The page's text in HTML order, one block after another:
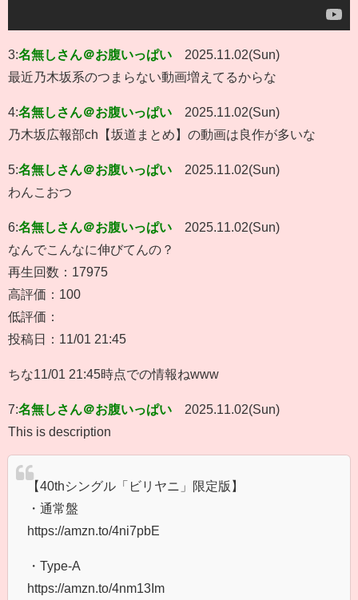
3:名無しさん＠お腹いっぱい
2025.11.02(Sun)
最近乃木坂系のつまらない動画増えてるからな
4:名無しさん＠お腹いっぱい
2025.11.02(Sun)
乃木坂広報部ch【坂道まとめ】の動画は良作が多いな
5:名無しさん＠お腹いっぱい
2025.11.02(Sun)
わんこおつ
6:名無しさん＠お腹いっぱい
2025.11.02(Sun)
なんでこんなに伸びてんの？
再生回数：17975
高評価：100
低評価：
投稿日：11/01 21:45
ちな11/01 21:45時点での情報ねwww
7:名無しさん＠お腹いっぱい
2025.11.02(Sun)
This is description
【40thシングル「ビリヤニ」限定版】
・通常盤
https://amzn.to/4ni7pbE
・Type-A
https://amzn.to/4nm13Im